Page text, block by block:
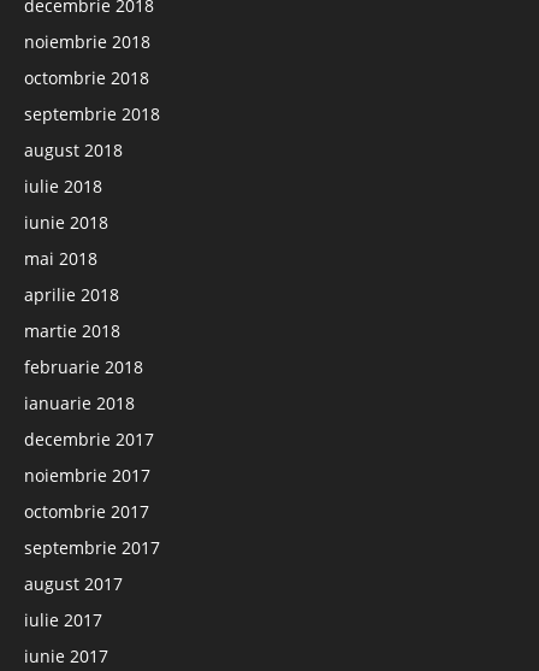
decembrie 2018
noiembrie 2018
octombrie 2018
septembrie 2018
august 2018
iulie 2018
iunie 2018
mai 2018
aprilie 2018
martie 2018
februarie 2018
ianuarie 2018
decembrie 2017
noiembrie 2017
octombrie 2017
septembrie 2017
august 2017
iulie 2017
iunie 2017